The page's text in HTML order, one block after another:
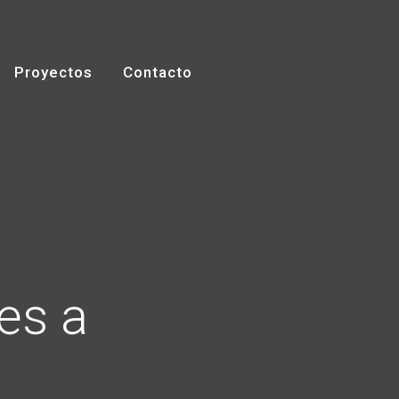
Proyectos Contacto
a